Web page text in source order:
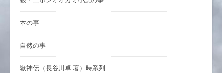
本の事
自然の事
嶽神伝（長谷川卓 著）時系列